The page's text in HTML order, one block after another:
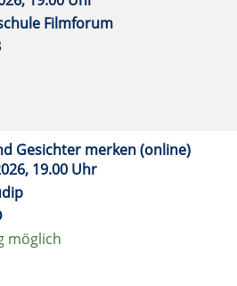
Filmforum
Gesichter merken (online)
19.00 Uhr
möglich